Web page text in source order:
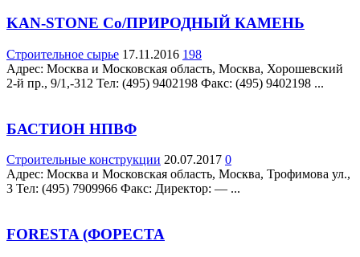
KAN-STONE Co/ПРИРОДНЫЙ КАМЕНЬ
Строительное сырье 17.11.2016 198
Адрес: Москва и Московская область, Москва, Хорошевский
2-й пр., 9/1,-312 Teл: (495) 9402198 Факс: (495) 9402198 ...
БАСТИОН НПВФ
Строительные конструкции 20.07.2017 0
Адрес: Москва и Московская область, Москва, Трофимова ул.,
3 Teл: (495) 7909966 Факс: Директор: — ...
FORESTA (ФОРЕСТА